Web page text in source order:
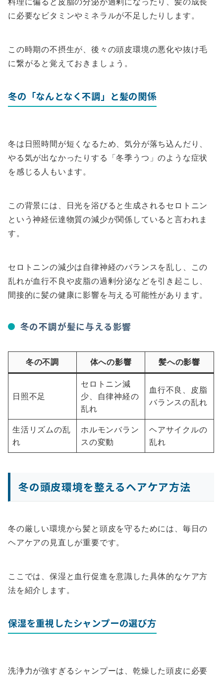
に必要なビタミンやミネラルが不足したりします。
この時期の不摂生が、後々の頭皮環境の悪化や抜け毛
に繋がると覚えておきましょう。
冬の「なんとなく不調」と髪の関係
冬は日照時間が短くなるため、気分が落ち込んだり、
やる気が出なかったりする「冬季うつ」のような症状
を感じる人もいます。
この背景には、日光を浴びると生成されるセロトニン
という神経伝達物質の減少が関係していると言われま
す。
セロトニンの減少は自律神経のバランスを乱し、この
乱れが血行不良や皮脂の過剰分泌などを引き起こし、
間接的に髪の健康に影響を与える可能性があります。
冬の不調が髪に与える影響
冬の不調 体への影響 髪への影響
日照不足
セロトニン減
少、自律神経の
乱れ
血行不良、皮脂
バランスの乱れ
生活リズムの乱
れ
ホルモンバラン
スの変動
ヘアサイクルの
乱れ
冬の頭皮環境を整えるヘアケア方法
冬の厳しい環境から髪と頭皮を守るためには、毎日の
ヘアケアの見直しが重要です。
ここでは、保湿と血行促進を意識した具体的なケア方
法を紹介します。
保湿を重視したシャンプーの選び方
洗浄力が強すぎるシャンプーは、乾燥した頭皮に必要